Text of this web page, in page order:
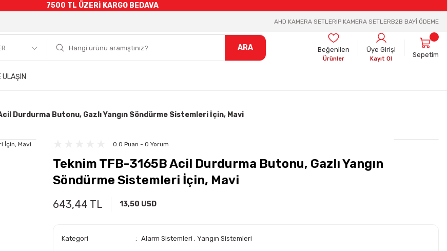
7500 TL ÜZERİ KARGO BEDAVA
AHD KAMERA SETLERIP KAMERA SETLERB2B BAYİ ÖDEME
ARA Beğenilen
Ürünler
Üye Girişi
Kayıt Ol
Sepetim
ULAŞIN
Durdurma Butonu, Gazlı Yangın Söndürme Sistemleri İçin, Mavi
0.0 Puan - 0 Yorum
Teknim TFB-3165B Acil Durdurma Butonu, Gazlı Yangın
Söndürme Sistemleri İçin, Mavi
643,44 TL 13,50 USD
Kategori Alarm Sistemleri , Yangın Sistemleri